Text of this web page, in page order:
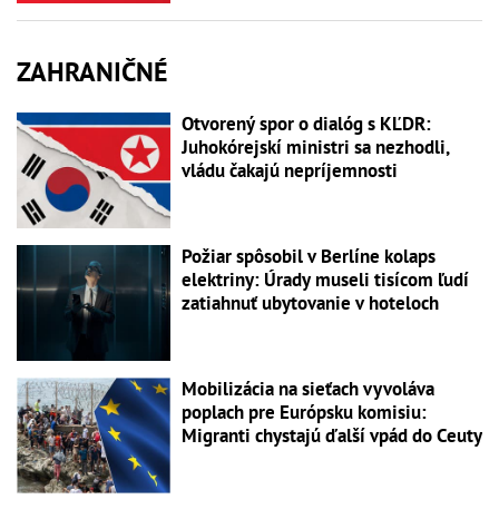
ZAHRANIČNÉ
Otvorený spor o dialóg s KĽDR:
Juhokórejskí ministri sa nezhodli,
vládu čakajú nepríjemnosti
Požiar spôsobil v Berlíne kolaps
elektriny: Úrady museli tisícom ľudí
zatiahnuť ubytovanie v hoteloch
Mobilizácia na sieťach vyvoláva
poplach pre Európsku komisiu:
Migranti chystajú ďalší vpád do Ceuty